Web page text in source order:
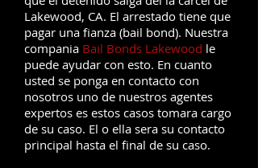
Lakewood, CA. El arrestado tiene que
pagar una fianza (bail bond). Nuestra
compania Bail Bonds Lakewood le
puede ayudar con esto. En cuanto
usted se ponga en contacto con
nosotros uno de nuestros agentes
expertos es estos casos tomara cargo
de su caso. El o ella sera su contacto
principal hasta el final de su caso.